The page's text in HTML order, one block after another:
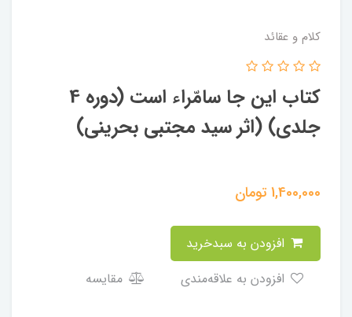
کلام و عقائد
کتاب این جا سامّراء است (دوره 4
جلدی) (اثر سید مجتبی بحرینی)
1,400,000تومان
مقایسه